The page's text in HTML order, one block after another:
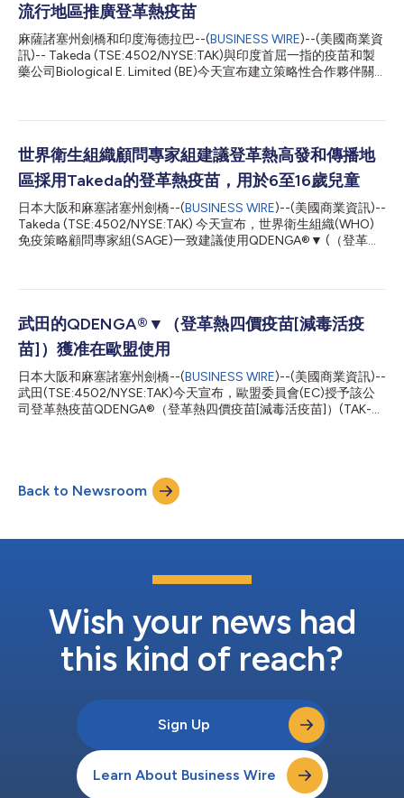
流行地區推廣登革熱疫苗
麻薩諸塞州劍橋和印度海德拉巴--(BUSINESS WIRE)--(美國商業資
訊)-- Takeda (TSE:4502/NYSE:TAK)與印度首屈一指的疫苗和製
藥公司Biological E. Limited (BE)今天宣布建立策略性合作夥伴關
供登革熱流行國家的政府採購，以支援國家免疫計畫。MDV可充
畫帶來成本和物流優勢。BE將逐步提升產能，最終達到每年多達
5000萬劑的生產能力，從而加速實現Takeda在未來10年內每年
生產1億劑的目標。該合作夥伴關係將建立在Takeda德國辛根工廠
的現有疫苗產能以及Takeda與IDT Biologika GmbH建立的長期合
作夥伴的基礎之上。 Takeda全球疫苗事業部總裁Gary Dubin, M.D.
表示：「Takeda登革熱專案的長期目標是讓高危人群能夠透過廣
泛的通路取得QDENGA，這些人群可能會從免疫接種中受惠。去
世界衛生組織顧問專家組建議登革熱高發和傳播地
區採用Takeda的登革熱疫苗，用於6至16歲兒童
日本大阪和麻塞諸塞州劍橋--(BUSINESS WIRE)--(美國商業資訊)--
Takeda (TSE:4502/NYSE:TAK) 今天宣布，世界衛生組織(WHO)
免疫策略顧問專家組(SAGE)一致建議使用QDENGA®▼ (（登革熱
入關於在公共疫苗接種計畫中使用QDENGA的最終指南。 SAGE提
該疫苗，以儘量提高公共衛生的作用，將血清陰性者的潛在風險降
至最低。 為6至16歲的兒童接種該疫苗。在這一年齡範圍內，應在
特定年齡登革熱相關住院高峰前1-2年接種疫苗。疫苗應依計劃接
種2劑，兩次接種間隔3個月。 在引進疫苗的同時，還應制定周密
的宣傳策略，並讓社群參與其中。 登革熱是全球最常見的蚊媒病
毒性疾病之一1，在100多個國家流行，估計每年約有3.9億人感
染。2雖然許多登革熱感染病例無症狀或僅產生輕微症狀，但登革
武田的QDENGA®▼（登革熱四價疫苗[減毒活疫
苗]）獲准在歐盟使用
日本大阪和麻塞諸塞州劍橋--(BUSINESS WIRE)--(美國商業資訊)--
武田(TSE:4502/NYSE:TAK)今天宣布，歐盟委員會(EC)授予該公
司登革熱疫苗QDENGA®（登革熱四價疫苗[減毒活疫苗]）(TAK-
武田全球疫苗業務部總裁Gary Dubin M.D.表示：「隨著當前旅行
的日益便利，曾經廣闊的外部世界變得更加容易到達，增加了生活
在登革熱流行地區的人和前往這些地區的人罹患登革熱疾病的風
朝著減輕全球登革熱負擔的願望又近了一步。我們很自豪能在歐盟
的人們提供預防登革熱的新工具。」 過去20年裡，全球登革熱發
病率上升了8倍，並且在氣候變遷和城市化的推動下還在繼續上升
在感染風險。該疾病正在大多數...
Back to Newsroom
Wish your news had
this kind of reach?
Sign Up
Learn About Business Wire